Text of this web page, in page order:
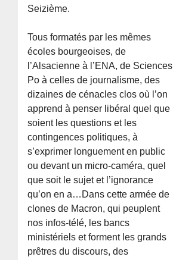
Seizième.
Tous formatés par les mêmes
écoles bourgeoises, de
l’Alsacienne à l’ENA, de Sciences
Po à celles de journalisme, des
dizaines de cénacles clos où l’on
apprend à penser libéral quel que
soient les questions et les
contingences politiques, à
s’exprimer longuement en public
ou devant un micro-caméra, quel
que soit le sujet et l’ignorance
qu’on en a…Dans cette armée de
clones de Macron, qui peuplent
nos infos-télé, les bancs
ministériels et forment les grands
prêtres du discours, des